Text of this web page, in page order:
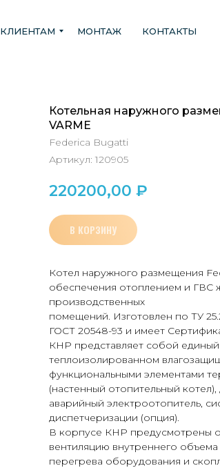
КЛИЕНТАМ МОНТАЖ КОНТАКТЫ
Котельная наружного
VARME
Federica Bugatti
Артикул: 120905
220200,00 ₽
В КОРЗИНУ
Котел наружного размещения
обеспечения отоплением и ГВС
производственных
помещений. Изготовлен по ТУ
ГОСТ 20548-93 и имеет
КНР представляет собой
теплоизолированном
функциональными элементами
(настенный отопительный
аварийный электроотопитель,
диспетчеризации (опция).
В корпусе КНР предусмотрены
вентиляцию внутреннего
перегрева оборудования и